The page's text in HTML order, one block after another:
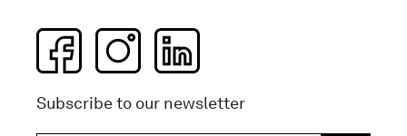
Subscribe to our newsletter